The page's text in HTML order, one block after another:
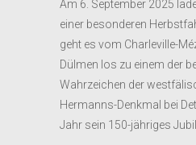
Am 6. September 2025
einer besonderen
geht es vom Charleville-
Dülmen los zu einem der
Wahrzeichen der
Hermanns-Denkmal bei
Jahr sein 150-jähriges